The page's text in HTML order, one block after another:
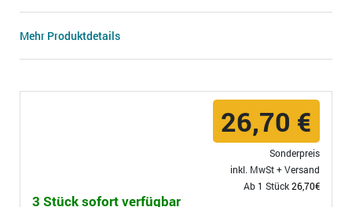
Mehr Produktdetails
26,70 €
Sonderpreis
inkl. MwSt +Versand
Ab 1 Stück26,70€
3 Stück sofort verfügbar